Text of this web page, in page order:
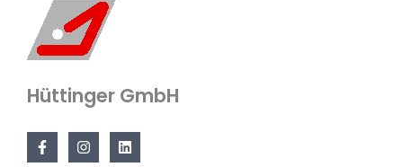
Hüttinger GmbH